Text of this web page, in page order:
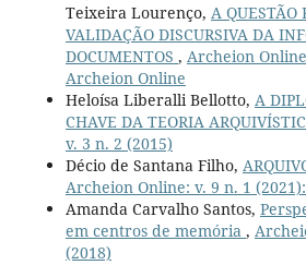
Teixeira Lourenço, A QUESTÃO
VALIDAÇÃO DISCURSIVA DA
DOCUMENTOS , Archeion
Archeion Online
Heloísa Liberalli Bellotto, A
CHAVE DA TEORIA
v. 3 n. 2 (2015)
Décio de Santana Filho,
Archeion Online: v. 9 n. 1
Amanda Carvalho Santos,
em centros de memória ,
(2018)